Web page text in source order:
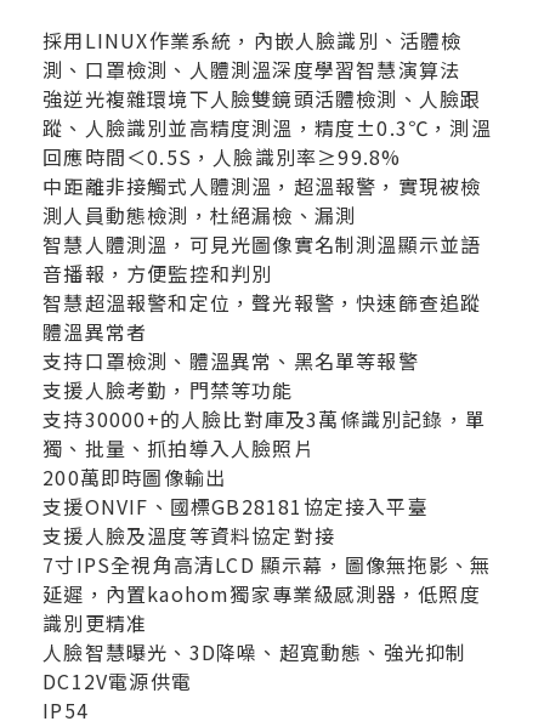
採用LINUX作業系統，內嵌人臉識別、活體檢
測、口罩檢測、人體測溫深度學習智慧演算法
強逆光複雜環境下人臉雙鏡頭活體檢測、人臉跟
蹤、人臉識別並高精度測溫，精度±0.3℃，測溫
回應時間＜0.5S，人臉識別率≥99.8%
中距離非接觸式人體測溫，超溫報警，實現被檢
測人員動態檢測，杜絕漏檢、漏測
智慧人體測溫，可見光圖像實名制測溫顯示並語
音播報，方便監控和判別
智慧超溫報警和定位，聲光報警，快速篩查追蹤
體溫異常者
支持口罩檢測、體溫異常、黑名單等報警
支援人臉考勤，門禁等功能
支持30000+的人臉比對庫及3萬條識別記錄，單
獨、批量、抓拍導入人臉照片
200萬即時圖像輸出
支援ONVIF、國標GB28181協定接入平臺
支援人臉及溫度等資料協定對接
7寸IPS全視角高清LCD 顯示幕，圖像無拖影、無
延遲，內置kaohom獨家專業級感測器，低照度
識別更精准
人臉智慧曝光、3D降噪、超寬動態、強光抑制
DC12V電源供電
IP54